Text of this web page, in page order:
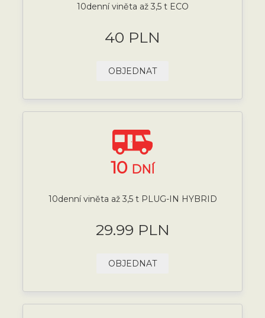
10denní viněta až 3,5 t ECO
40 PLN
OBJEDNAT
10 DNÍ
10denní viněta až 3,5 t PLUG-IN HYBRID
29.99 PLN
OBJEDNAT